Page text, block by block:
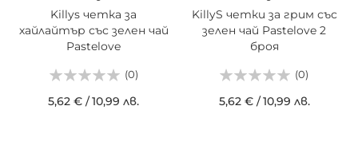
Killys четка за
хайлайтър със зелен чай
Pastelove
(0)
5,62 € /10,99 лв.
KillyS четки за грим със
зелен чай Pastelove 2
броя
(0)
5,62 €/10,99 лв.